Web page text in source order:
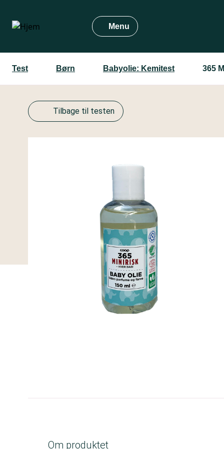
hovedindhold
Menu
Test Børn Babyolie: Kemitest 365
Tilbage til testen
Om produktet